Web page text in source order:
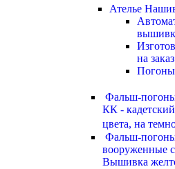
Ателье
на заказ
Фальш-
КК -
цвета, на
Фальш-погоны
вооруженные
Вышивка